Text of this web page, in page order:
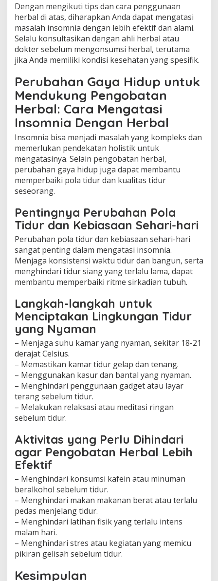
Dengan mengikuti tips dan cara penggunaan
herbal di atas, diharapkan Anda dapat mengatasi
masalah insomnia dengan lebih efektif dan alami.
Selalu konsultasikan dengan ahli herbal atau
dokter sebelum mengonsumsi herbal, terutama
jika Anda memiliki kondisi kesehatan yang spesifik.
Perubahan Gaya Hidup untuk
Mendukung Pengobatan
Herbal: Cara Mengatasi
Insomnia Dengan Herbal
Insomnia bisa menjadi masalah yang kompleks dan
memerlukan pendekatan holistik untuk
mengatasinya. Selain pengobatan herbal,
perubahan gaya hidup juga dapat membantu
memperbaiki pola tidur dan kualitas tidur
seseorang.
Pentingnya Perubahan Pola
Tidur dan Kebiasaan Sehari-hari
Perubahan pola tidur dan kebiasaan sehari-hari
sangat penting dalam mengatasi insomnia.
Menjaga konsistensi waktu tidur dan bangun, serta
menghindari tidur siang yang terlalu lama, dapat
membantu memperbaiki ritme sirkadian tubuh.
Langkah-langkah untuk
Menciptakan Lingkungan Tidur
yang Nyaman
– Menjaga suhu kamar yang nyaman, sekitar 18-21
derajat Celsius.
– Memastikan kamar tidur gelap dan tenang.
– Menggunakan kasur dan bantal yang nyaman.
– Menghindari penggunaan gadget atau layar
terang sebelum tidur.
– Melakukan relaksasi atau meditasi ringan
sebelum tidur.
Aktivitas yang Perlu Dihindari
agar Pengobatan Herbal Lebih
Efektif
– Menghindari konsumsi kafein atau minuman
beralkohol sebelum tidur.
– Menghindari makan makanan berat atau terlalu
pedas menjelang tidur.
– Menghindari latihan fisik yang terlalu intens
malam hari.
– Menghindari stres atau kegiatan yang memicu
pikiran gelisah sebelum tidur.
Kesimpulan